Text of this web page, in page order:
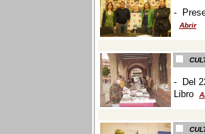
-
Abrir
-
Del
Libro